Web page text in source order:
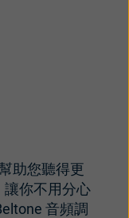
助您聽得更
讓你不用分心
音頻調